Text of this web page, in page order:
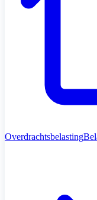
Overdrachtsbelasting